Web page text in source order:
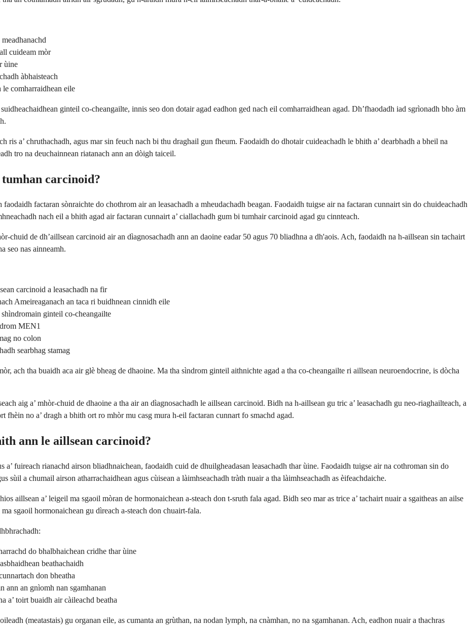
cuideam mòr
ùine
àbhaisteach
comharraidhean eile
ginteil co-cheangailte, innis seo don dotair agad eadhon ged nach eil comharraidhean agad. Dh’fhaodadh iad sgrìonadh bho àm
ris a’ chruthachadh, agus mar sin feuch nach bi thu draghail gun fheum. Faodaidh do dhotair cuideachadh le bhith a’ dearbhadh a bheil na
tro na deuchainnean riatanach ann an dòigh taiceil.
carcinoid?
factaran sònraichte do chothrom air an leasachadh a mheudachadh beagan. Faodaidh tuigse air na factaran cunnairt sin do chuideachadh
nach eil a bhith agad air factaran cunnairt a’ ciallachadh gum bi tumhair carcinoid agad gu cinnteach.
chuid de dh’aillsean carcinoid air an dìagnosachadh ann an daoine eadar 50 agus 70 bliadhna a dh'aois. Ach, faodaidh na h-aillsean sin tachairt
seo nas ainneamh.
carcinoid a leasachadh na fir
Ameireaganach an taca ri buidhnean cinnidh eile
ginteil co-cheangailte
MEN1
no colon
searbhag stamag
ach tha buaidh aca air glè bheag de dhaoine. Ma tha sìndrom ginteil aithnichte agad a tha co-cheangailte ri aillsean neuroendocrine, is dòcha
aig a’ mhòr-chuid de dhaoine a tha air an dìagnosachadh le aillsean carcinoid. Bidh na h-aillsean gu tric a’ leasachadh gu neo-riaghailteach, a
fhèin no a’ dragh a bhith ort ro mhòr mu casg mura h-eil factaran cunnart fo smachd agad.
ann le aillsean carcinoid?
a’ fuireach rianachd airson bliadhnaichean, faodaidh cuid de dhuilgheadasan leasachadh thar ùine. Faodaidh tuigse air na cothroman sin do
sùil a chumail airson atharrachaidhean agus cùisean a làimhseachadh tràth nuair a tha làimhseachadh as èifeachdaiche.
aillsean a’ leigeil ma sgaoil mòran de hormonaichean a-steach don t-sruth fala agad. Bidh seo mar as trice a’ tachairt nuair a sgaitheas an ailse
sgaoil hormonaichean gu dìreach a-steach don chuairt-fala.
do bhalbhaichean cridhe thar ùine
beathachaidh
don bheatha
ann an gnìomh nan sgamhanan
a’ toirt buaidh air càileachd beatha
(meatastais) gu organan eile, as cumanta an grùthan, na nodan lymph, na cnàmhan, no na sgamhanan. Ach, eadhon nuair a thachras